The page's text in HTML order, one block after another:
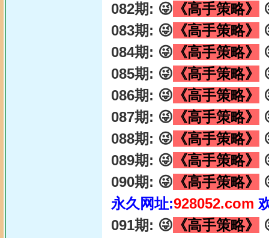
082期: 😜 《高手策略》
083期: 😜 《高手策略》
084期: 😜 《高手策略》
085期: 😜 《高手策略》
086期: 😜 《高手策略》
087期: 😜 《高手策略》
088期: 😜 《高手策略》
089期: 😜 《高手策略》
090期: 😜 《高手策略》
永久网址:928052.com
091期: 😜 《高手策略》